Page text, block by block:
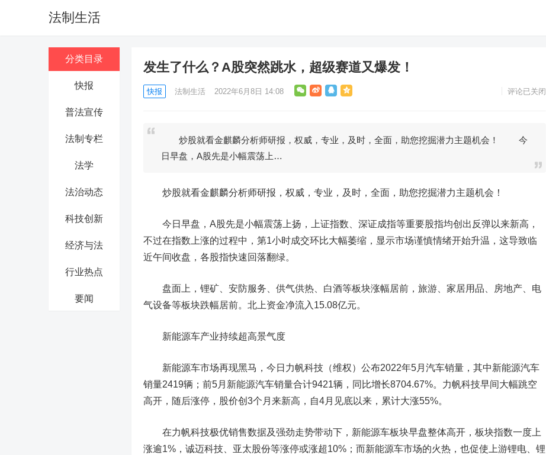
法制生活
分类目录
快报
普法宣传
法制专栏
法学
法治动态
科技创新
经济与法
行业热点
要闻
发生了什么？A股突然跳水，超级赛道又爆发！
快报 法制生活 2022年6月8日 14:08 评论已关闭
炒股就看金麒麟分析师研报，权威，专业，及时，全面，助您挖掘潜力主题机会！ 今
日早盘，A股先是小幅震荡上…
炒股就看金麒麟分析师研报，权威，专业，及时，全面，助您挖掘潜力主题机会！
今日早盘，A股先是小幅震荡上扬，上证指数、深证成指等重要股指均创出反弹以来新高，
不过在指数上涨的过程中，第1小时成交环比大幅萎缩，显示市场谨慎情绪开始升温，这导致临
近午间收盘，各股指快速回落翻绿。
盘面上，锂矿、安防服务、供气供热、白酒等板块涨幅居前，旅游、家居用品、房地产、电
气设备等板块跌幅居前。北上资金净流入15.08亿元。
新能源车产业持续超高景气度
新能源车市场再现黑马，今日 力帆科技 （维权）公布2022年5月汽车销量，其中新能源汽车
销量2419辆；前5月新能源汽车销量合计9421辆，同比增长8704.67%。力帆科技早间大幅跳空
高开，随后涨停，股价创3个月来新高，自4月见底以来，累计大涨55%。
在力帆科技极优销售数据及强劲走势带动下，新能源车板块早盘整体高开，板块指数一度上
涨逾1%， 诚迈科技 亚太股份等涨停或涨超10%；而新能源车市场的火热，也促使上游锂电、锂